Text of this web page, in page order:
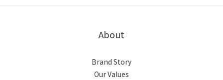
About
Brand Story
Our Values